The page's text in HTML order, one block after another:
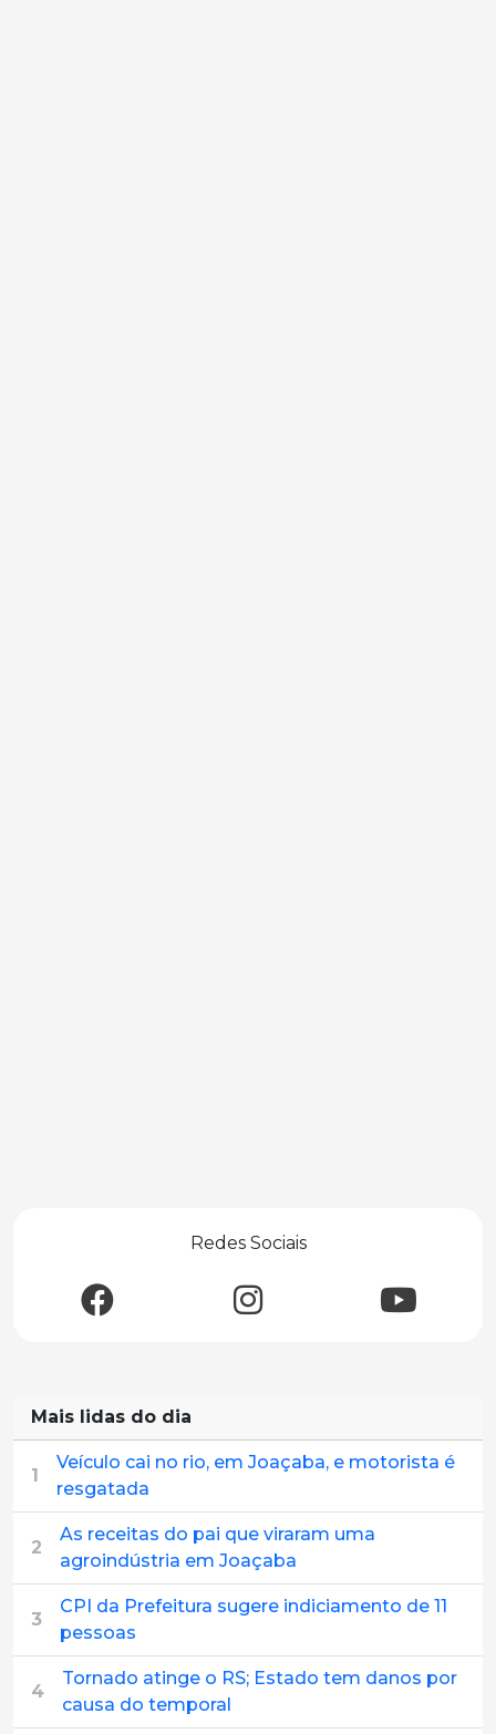
Redes Sociais
Mais lidas do dia
1
Veículo cai no rio, em Joaçaba, e motorista é
resgatada
2
As receitas do pai que viraram uma
agroindústria em Joaçaba
3
CPI da Prefeitura sugere indiciamento de 11
pessoas
4
Tornado atinge o RS; Estado tem danos por
causa do temporal